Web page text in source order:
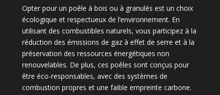
Opter pour un poêle à bois ou à granulés est un choix
écologique et respectueux de l’environnement. En
utilisant des combustibles naturels, vous participez à la
réduction des émissions de gaz à effet de serre et à la
préservation des ressources énergétiques non
renouvelables. De plus, ces poêles sont conçus pour
être éco-responsables, avec des systèmes de
combustion propres et une faible empreinte carbone.